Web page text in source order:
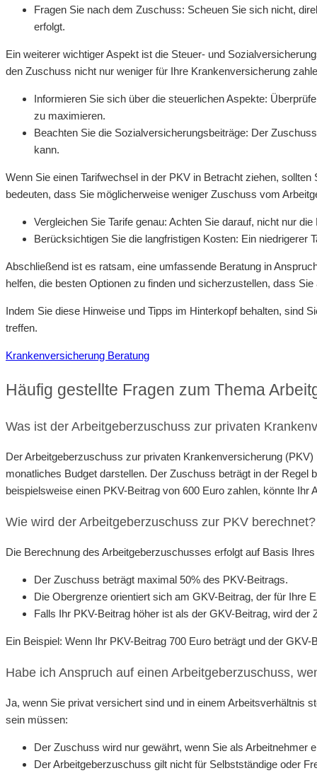
Fragen Sie nach dem Zuschuss: Scheuen Sie sich nicht,
erfolgt.
Ein weiterer wichtiger Aspekt ist die Steuer- und
den Zuschuss nicht nur weniger für Ihre Krankenversicherung
Informieren Sie sich über die steuerlichen Aspekte:
zu maximieren.
Beachten Sie die Sozialversicherungsbeiträge: Der
kann.
Wenn Sie einen Tarifwechsel in der PKV in Betracht ziehen,
bedeuten, dass Sie möglicherweise weniger Zuschuss vom
Vergleichen Sie Tarife genau: Achten Sie darauf, nicht nur
Berücksichtigen Sie die langfristigen Kosten: Ein niedrigerer
Abschließend ist es ratsam, eine umfassende Beratung in
helfen, die besten Optionen zu finden und sicherzustellen, dass
Indem Sie diese Hinweise und Tipps im Hinterkopf behalten, sind
treffen.
Krankenversicherung Beratung
Häufig gestellte Fragen zum Thema
Was ist der Arbeitgeberzuschuss zur privaten
Der Arbeitgeberzuschuss zur privaten Krankenversicherung
monatliches Budget darstellen. Der Zuschuss beträgt in der
beispielsweise einen PKV-Beitrag von 600 Euro zahlen, könnte
Wie wird der Arbeitgeberzuschuss zur PKV berechnet?
Die Berechnung des Arbeitgeberzuschusses erfolgt auf Basis
Der Zuschuss beträgt maximal 50% des PKV-Beitrags.
Die Obergrenze orientiert sich am GKV-Beitrag, der für Ihre
Falls Ihr PKV-Beitrag höher ist als der GKV-Beitrag, wird
Ein Beispiel: Wenn Ihr PKV-Beitrag 700 Euro beträgt und der
Habe ich Anspruch auf einen Arbeitgeberzuschuss,
Ja, wenn Sie privat versichert sind und in einem Arbeitsverhältnis
sein müssen:
Der Zuschuss wird nur gewährt, wenn Sie als Arbeitnehmer
Der Arbeitgeberzuschuss gilt nicht für Selbstständige oder